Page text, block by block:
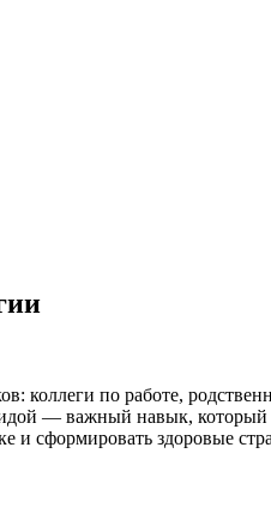
коллеги по работе,
— важный навык,
сформировать здоровые